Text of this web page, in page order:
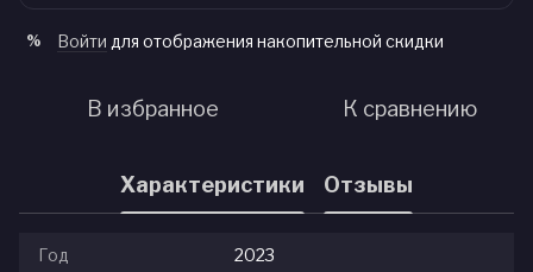
% Войти для отображения накопительной скидки
В избранное К сравнению
Характеристики Отзывы
Год 2023